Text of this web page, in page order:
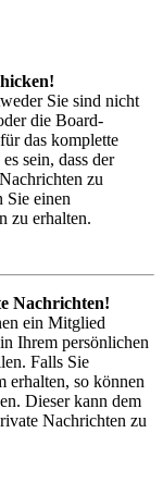
Sie sind nicht
die Board-
das komplette
sein, dass der
zu
Sie einen
zu erhalten.
Nachrichten!
ein Mitglied
Ihrem persönlichen
Falls Sie
erhalten, so können
Dieser kann dem
Nachrichten zu